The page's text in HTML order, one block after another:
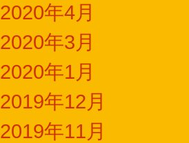
2020年4月
2020年3月
2020年1月
2019年12月
2019年11月